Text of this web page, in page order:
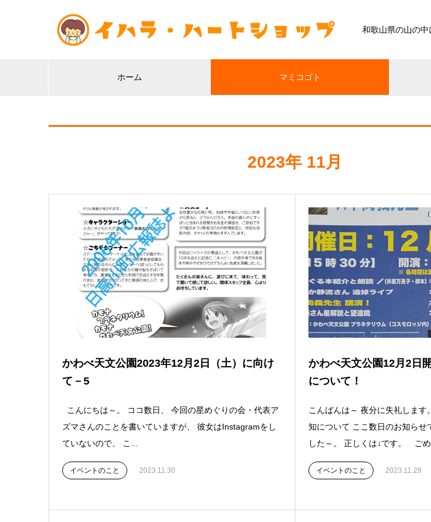
和歌山県の山の
ホーム マミコゴト
2023年 11月
かわべ天文公園2023年12月2日（土）に向け
て－5
こんにちは～。 ココ数日、 今回の星めぐりの会・代表ア
ズマさんのことを書いていますが、 彼女はInstagramをし
ていないので、 こ...
イベントのこと 2023.11.30
かわべ天文公園12月2日
について！
こんばんは～ 夜分に失礼します
知について ここ数日のお知らせ
した～。 正しくは↓です。 ご
イベントのこと 2023.11.29